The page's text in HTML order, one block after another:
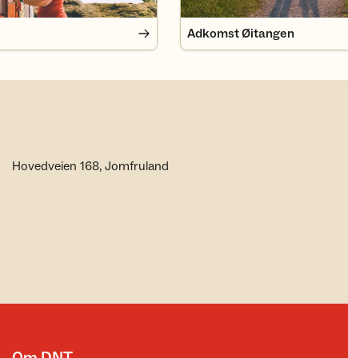
Adkomst Øitangen
Hovedveien 168, Jomfruland